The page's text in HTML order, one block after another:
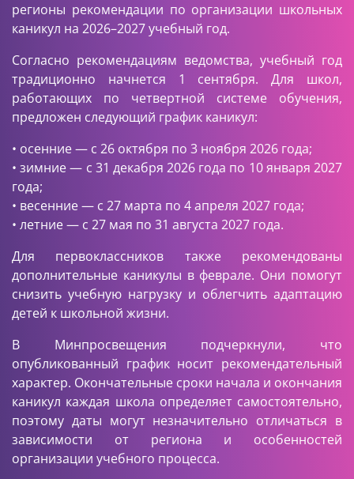
регионы рекомендации по организации школьных
каникул на 2026–2027 учебный год.
Согласно рекомендациям ведомства, учебный год
традиционно начнется 1 сентября. Для школ,
работающих по четвертной системе обучения,
предложен следующий график каникул:
• осенние — с 26 октября по 3 ноября 2026 года;
• зимние — с 31 декабря 2026 года по 10 января 2027
года;
• весенние — с 27 марта по 4 апреля 2027 года;
• летние — с 27 мая по 31 августа 2027 года.
Для первоклассников также рекомендованы
дополнительные каникулы в феврале. Они помогут
снизить учебную нагрузку и облегчить адаптацию
детей к школьной жизни.
В Минпросвещения подчеркнули, что
опубликованный график носит рекомендательный
характер. Окончательные сроки начала и окончания
каникул каждая школа определяет самостоятельно,
поэтому даты могут незначительно отличаться в
зависимости от региона и особенностей
организации учебного процесса.